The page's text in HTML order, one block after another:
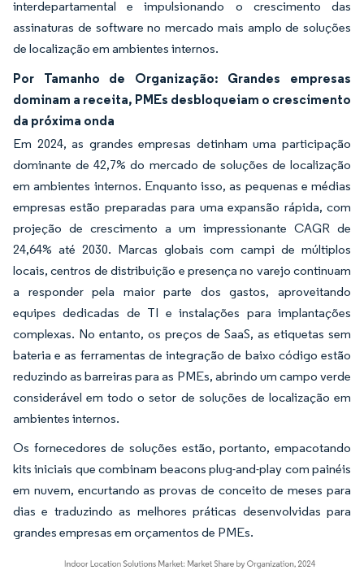
interdepartamental e impulsionando o crescimento das
assinaturas de software no mercado mais amplo de soluções
de localização em ambientes internos.
Por Tamanho de Organização: Grandes empresas
dominam a receita, PMEs desbloqueiam o crescimento
da próxima onda
Em 2024, as grandes empresas detinham uma participação
dominante de 42,7% do mercado de soluções de localização
em ambientes internos. Enquanto isso, as pequenas e médias
empresas estão preparadas para uma expansão rápida, com
projeção de crescimento a um impressionante CAGR de
24,64% até 2030. Marcas globais com campi de múltiplos
locais, centros de distribuição e presença no varejo continuam
a responder pela maior parte dos gastos, aproveitando
equipes dedicadas de TI e instalações para implantações
complexas. No entanto, os preços de SaaS, as etiquetas sem
bateria e as ferramentas de integração de baixo código estão
reduzindo as barreiras para as PMEs, abrindo um campo verde
considerável em todo o setor de soluções de localização em
ambientes internos.
Os fornecedores de soluções estão, portanto, empacotando
kits iniciais que combinam beacons plug-and-play com painéis
em nuvem, encurtando as provas de conceito de meses para
dias e traduzindo as melhores práticas desenvolvidas para
grandes empresas em orçamentos de PMEs.